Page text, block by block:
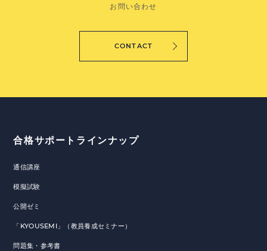
お問い合わせ
CONTACT
合格サポートラインナップ
通信講座
模擬試験
公開ゼミ
「KYOUSEMI」（教員養成セミナー）
問題集・参考書